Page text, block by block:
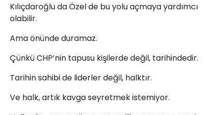
Kılıçdaroğlu da Özel de bu yolu açmaya yardımcı
olabilir.
Ama önünde duramaz.
Çünkü CHP’nin tapusu kişilerde değil, tarihindedir.
Tarihin sahibi de liderler değil, halktır.
Ve halk, artık kavga seyretmek istemiyor.